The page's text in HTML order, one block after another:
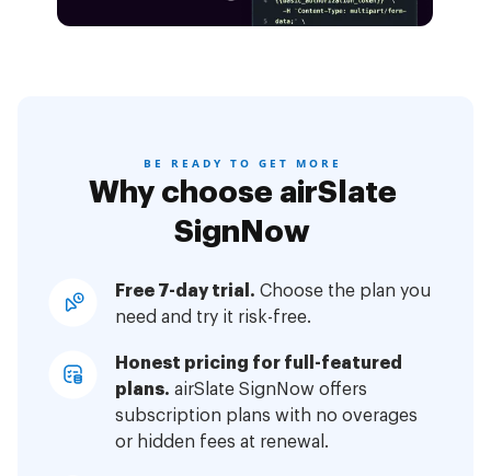
BE READY TO GET MORE
Why choose airSlate
SignNow
Free 7-day trial. Choose the plan you
need and try it risk-free.
Honest pricing for full-featured
plans. airSlate SignNow offers
subscription plans with no overages
or hidden fees at renewal.